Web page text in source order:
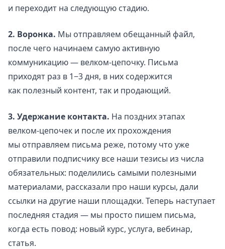
и переходит на следующую стадию.
2. Воронка. Мы отправляем обещанный файл,
после чего начинаем самую активную
коммуникацию — велком-цепочку. Письма
приходят раз в 1−3 дня, в них содержится
как полезный контент, так и продающий.
3. Удержание контакта. На поздних этапах
велком-цепочек и после их прохождения
мы отправляем письма реже, потому что уже
отправили подписчику все наши тезисы из числа
обязательных: поделились самыми полезными
материалами, рассказали про наши курсы, дали
ссылки на другие наши площадки. Теперь наступает
последняя стадия — мы просто пишем письма,
когда есть повод: новый курс, услуга, вебинар,
статья.